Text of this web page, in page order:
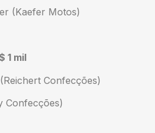
(Kaefer Motos)
1 mil
Confecções)
Confecções)